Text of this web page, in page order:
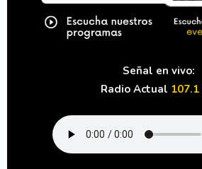
Señal en vivo:
Radio Actual 107.1